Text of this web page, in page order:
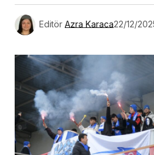
Editör Azra Karaca22/12/